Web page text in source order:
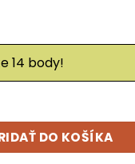
14 body!
peeling na nohy -
DO KOŠÍKA